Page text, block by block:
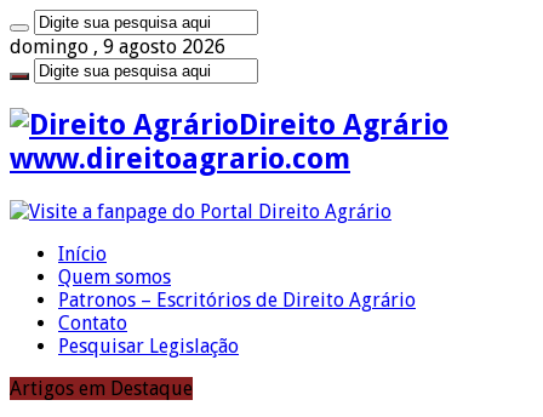
domingo , 9 agosto 2026
Direito Agrário
www.direitoagrario.com
Início
Quem somos
Patronos – Escritórios de Direito Agrário
Contato
Pesquisar Legislação
Artigos em Destaque